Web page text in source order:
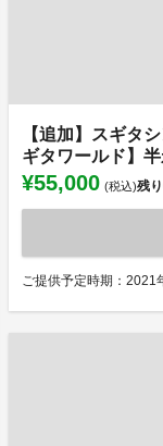
【追加】スギタ
ギタワールド】
¥55,000 (税込)残り
ご提供予定時期：2021